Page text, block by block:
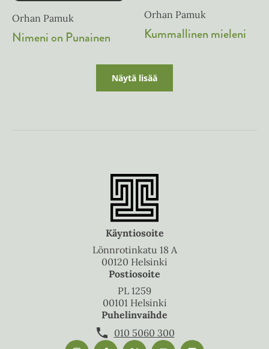
Orhan Pamuk
Nimeni on Punainen
Orhan Pamuk
Kummallinen mieleni
Näytä lisää
Käyntiosoite
Lönnrotinkatu 18 A
00120 Helsinki
Postiosoite
PL 1259
00101 Helsinki
Puhelinvaihde
010 5060 300